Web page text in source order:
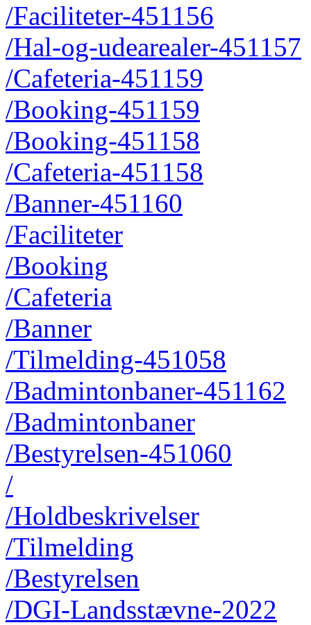
/Faciliteter-451156
/Hal-og-udearealer-451157
/Cafeteria-451159
/Booking-451159
/Booking-451158
/Cafeteria-451158
/Banner-451160
/Faciliteter
/Booking
/Cafeteria
/Banner
/Tilmelding-451058
/Badmintonbaner-451162
/Badmintonbaner
/Bestyrelsen-451060
/
/Holdbeskrivelser
/Tilmelding
/Bestyrelsen
/DGI-Landsstævne-2022